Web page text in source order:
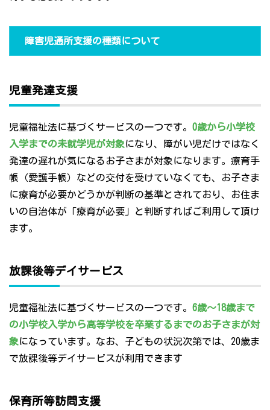
障害児通所支援の種類について
児童発達支援
児童福祉法に基づくサービスの一つです。 0歳から小学校
入学までの未就学児が対象になり、障がい児だけではなく
発達の遅れが気になるお子さまが対象になります。療育手
帳（愛護手帳）などの交付を受けていなくても、お子さま
に療育が必要かどうかが判断の基準とされており、お住ま
いの自治体が「療育が必要」と判断すればご利用して頂け
ます。
放課後等デイサービス
児童福祉法に基づくサービスの一つです。 6歳～18歳まで
の小学校入学から高等学校を卒業するまでのお子さまが対
象になっています。なお、子どもの状況次第では、20歳ま
で放課後等デイサービスが利用できます
保育所等訪問支援